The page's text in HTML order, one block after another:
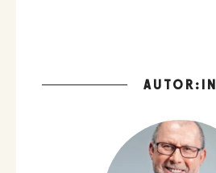
AUTOR:IN